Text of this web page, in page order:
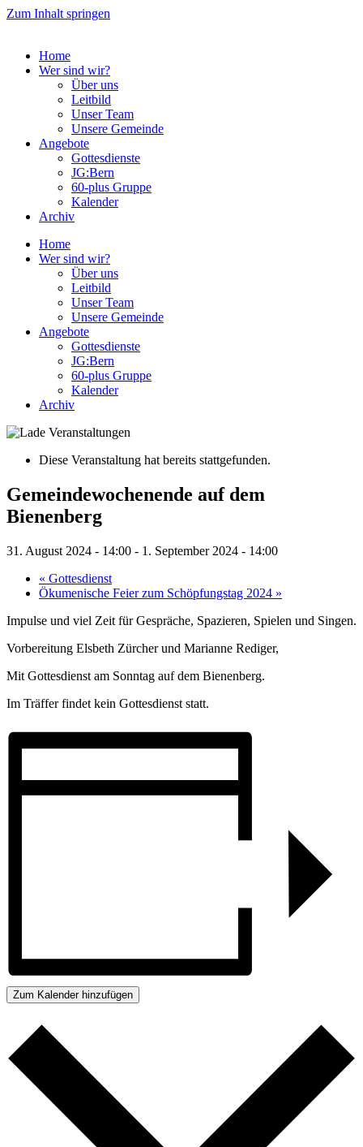
Zum Inhalt springen
Home
Wer sind wir?
Über uns
Leitbild
Unser Team
Unsere Gemeinde
Angebote
Gottesdienste
JG:Bern
60-plus Gruppe
Kalender
Archiv
Home
Wer sind wir?
Über uns
Leitbild
Unser Team
Unsere Gemeinde
Angebote
Gottesdienste
JG:Bern
60-plus Gruppe
Kalender
Archiv
Diese Veranstaltung hat bereits stattgefunden.
Gemeindewochenende auf dem
Bienenberg
31. August 2024 - 14:00 - 1. September 2024 - 14:00
« Gottesdienst
Ökumenische Feier zum Schöpfungstag 2024 »
Impulse und viel Zeit für Gespräche, Spazieren, Spielen und Singen.
Vorbereitung Elsbeth Zürcher und Marianne Rediger,
Mit Gottesdienst am Sonntag auf dem Bienenberg.
Im Träffer findet kein Gottesdienst statt.
Zum Kalender hinzufügen